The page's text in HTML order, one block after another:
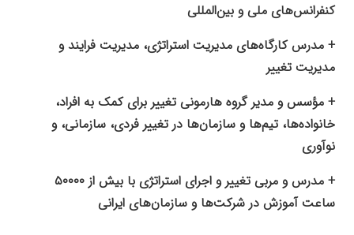
کنفرانس‌های ملی و بین‌المللی
+ مدرس کارگاه‌های مدیریت استراتژی، مدیریت فرایند و
مدیریت تغییر
+ مؤسس و مدیر گروه هارمونی تغییر برای کمک به افراد،
خانواده‌ها، تیم‌ها و سازمان‌ها در تغییر فردی، سازمانی، و
نوآوری
+ مدرس و مربی تغییر و اجرای استراتژی با بیش از ۵۰۰۰۰
ساعت آموزش در شرکت‌ها و سازمان‌های ایرانی